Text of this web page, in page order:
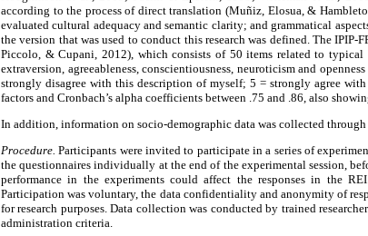
according to the process of direct translation (Muñiz, Elosua, &
evaluated cultural adequacy and semantic clarity; and grammatical
the version that was used to conduct this research was defined. The IPIP-
Piccolo, & Cupani, 2012), which consists of 50 items related to
extraversion, agreeableness, conscientiousness, neuroticism and
strongly disagree with this description of myself; 5 = strongly agree
factors and Cronbach’s alpha coefficients between .75 and .86, also
In addition, information on socio-demographic data was collected through
Procedure. Participants were invited to participate in a series of
the questionnaires individually at the end of the experimental session,
performance in the experiments could affect the responses in the
Participation was voluntary, the data confidentiality and anonymity of
for research purposes. Data collection was conducted by trained
administration criteria.